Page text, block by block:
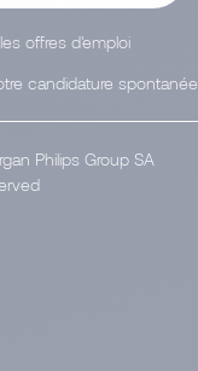
offres d'emploi
candidature spontanée
Philips Group SA